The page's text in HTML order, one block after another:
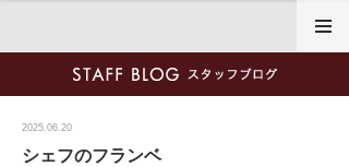
2025.06.20
シェフのフランベ